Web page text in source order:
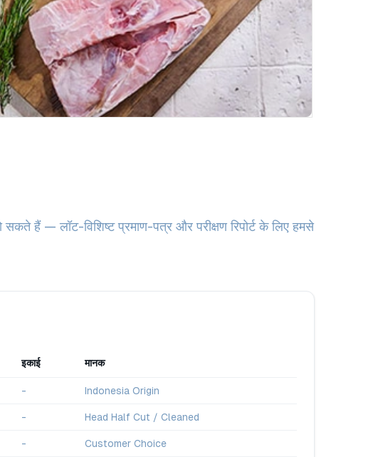
हैं — लॉट-विशिष्ट प्रमाण-पत्र और परीक्षण रिपोर्ट के लिए हमसे
इकाई मानक
- Indonesia Origin
- Head Half Cut / Cleaned
- Customer Choice